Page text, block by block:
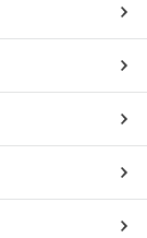
в
замовлення,